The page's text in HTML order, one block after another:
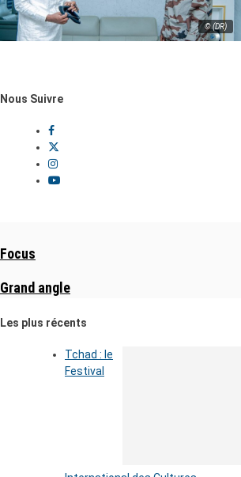
© (DR)
Nous Suivre
Focus
Grand angle
Les plus récents
Tchad : le
Festival